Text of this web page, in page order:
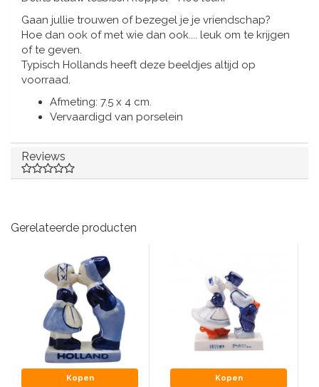
Wens & Ansichtkaarten
Koninghuis artikelen
Pins - Speldjes
Wandborden - Gekleurd en Delfts blauw
Peper en Zout stelletjes
Delfts blauwe magneten
Delfts blauwe Fashionitems
Gaan jullie trouwen of bezegel je je vriendschap?
Hoe dan ook of met wie dan ook.... leuk om te krijgen
of te geven.
Typisch Hollands heeft deze beeldjes altijd op
voorraad.
Afmeting: 7.5 x 4 cm.
Vervaardigd van porselein
Reviews
Gerelateerde producten
Kopen Kopen